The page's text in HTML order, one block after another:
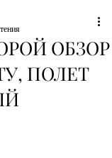
ОБЗОР
ПОЛЕТ